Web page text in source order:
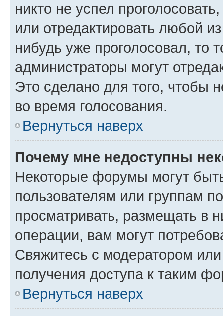
никто не успел
или отредактировать любой
нибудь уже проголосовал, то
администраторы могут
Это сделано для того, чтобы
во время голосования.
Вернуться наверх
Почему мне недоступны
Некоторые форумы могут
пользователям или группам
просматривать, размещать в
операции, вам могут
Свяжитесь с модератором
получения доступа к таким
Вернуться наверх